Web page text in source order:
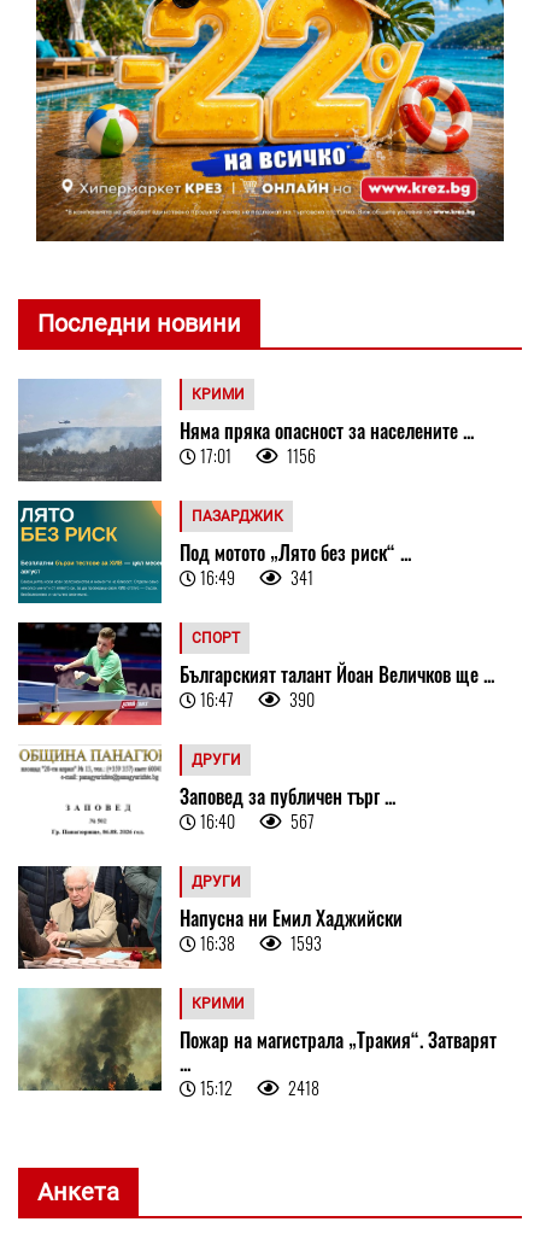
Последни новини
КРИМИ
Няма пряка опасност за населените ...
17:01 1156
ПАЗАРДЖИК
Под мотото „Лято без риск“ ...
16:49 341
СПОРТ
Българският талант Йоан Величков ще ...
16:47 390
ДРУГИ
Заповед за публичен търг ...
16:40 567
ДРУГИ
Напусна ни Емил Хаджийски
16:38 1593
КРИМИ
Пожар на магистрала „Тракия“. Затварят
...
15:12 2418
Анкета